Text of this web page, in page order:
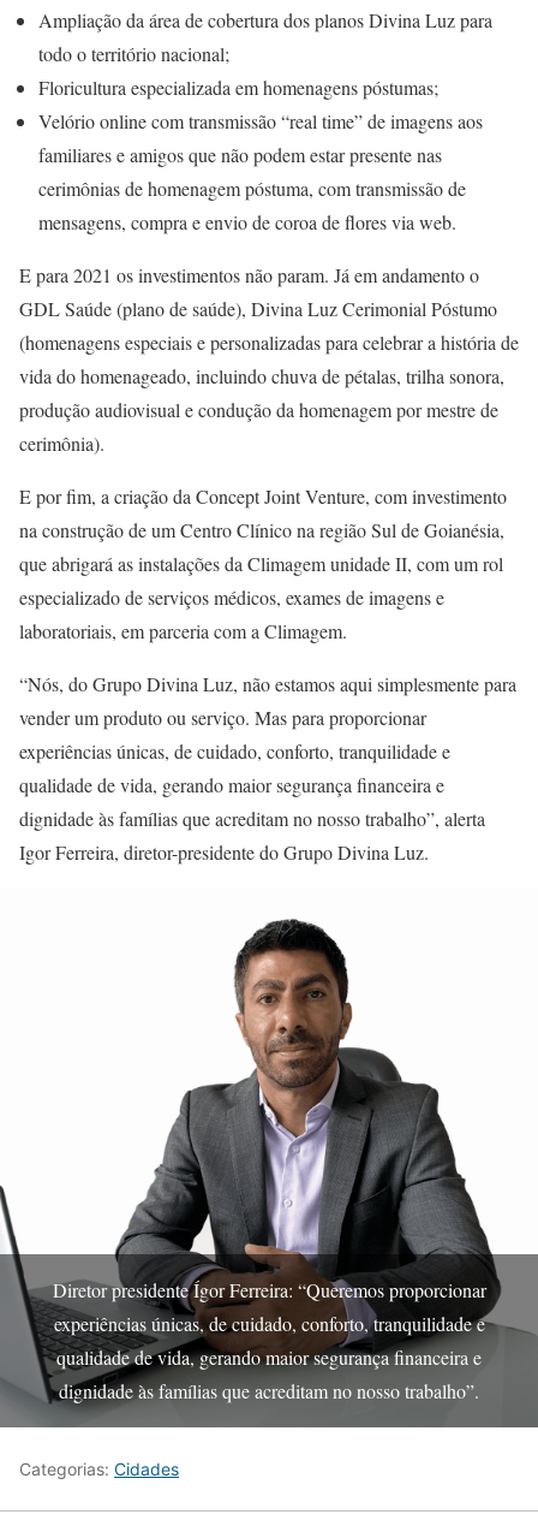
Ampliação da área de cobertura dos planos Divina Luz para
todo o território nacional;
Floricultura especializada em homenagens póstumas;
Velório online com transmissão “real time” de imagens aos
familiares e amigos que não podem estar presente nas
cerimônias de homenagem póstuma, com transmissão de
mensagens, compra e envio de coroa de flores via web.
E para 2021 os investimentos não param. Já em andamento o
GDL Saúde (plano de saúde), Divina Luz Cerimonial Póstumo
(homenagens especiais e personalizadas para celebrar a história de
vida do homenageado, incluindo chuva de pétalas, trilha sonora,
produção audiovisual e condução da homenagem por mestre de
cerimônia).
E por fim, a criação da Concept Joint Venture, com investimento
na construção de um Centro Clínico na região Sul de Goianésia,
que abrigará as instalações da Climagem unidade II, com um rol
especializado de serviços médicos, exames de imagens e
laboratoriais, em parceria com a Climagem.
“Nós, do Grupo Divina Luz, não estamos aqui simplesmente para
vender um produto ou serviço. Mas para proporcionar
experiências únicas, de cuidado, conforto, tranquilidade e
qualidade de vida, gerando maior segurança financeira e
dignidade às famílias que acreditam no nosso trabalho”, alerta
Igor Ferreira, diretor-presidente do Grupo Divina Luz.
Diretor presidente Ígor Ferreira: “Queremos proporcionar
experiências únicas, de cuidado, conforto, tranquilidade e
qualidade de vida, gerando maior segurança financeira e
dignidade às famílias que acreditam no nosso trabalho”.
Categorias: Cidades